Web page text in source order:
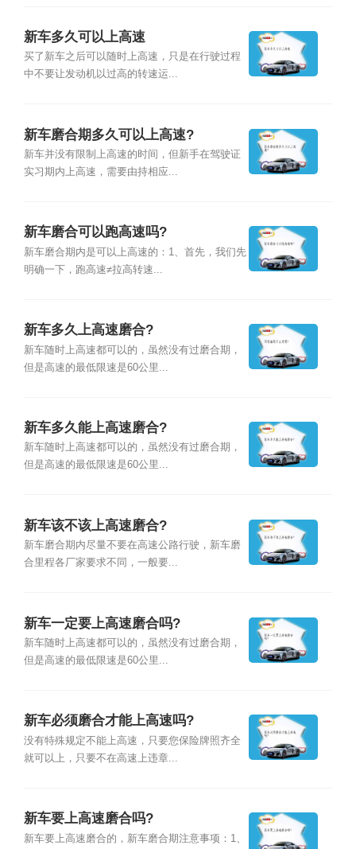
新车多久可以上高速
买了新车之后可以随时上高速，只是在行驶过程
中不要让发动机以过高的转速运...
新车磨合期多久可以上高速?
新车并没有限制上高速的时间，但新手在驾驶证
实习期内上高速，需要由持相应...
新车磨合可以跑高速吗?
新车磨合期内是可以上高速的：1、首先，我们先
明确一下，跑高速≠拉高转速...
新车多久上高速磨合?
新车随时上高速都可以的，虽然没有过磨合期，
但是高速的最低限速是60公里...
新车多久能上高速磨合?
新车随时上高速都可以的，虽然没有过磨合期，
但是高速的最低限速是60公里...
新车该不该上高速磨合?
新车磨合期内尽量不要在高速公路行驶，新车磨
合里程各厂家要求不同，一般要...
新车一定要上高速磨合吗?
新车随时上高速都可以的，虽然没有过磨合期，
但是高速的最低限速是60公里...
新车必须磨合才能上高速吗?
没有特殊规定不能上高速，只要您保险牌照齐全
就可以上，只要不在高速上违章...
新车要上高速磨合吗?
新车要上高速磨合的，新车磨合期注意事项：1、